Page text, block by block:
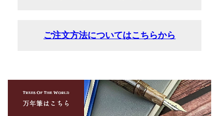
ご注文方法についてはこちらから